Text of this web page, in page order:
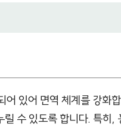
어 있어 면역 체계를 강화
수 있도록 합니다. 특히